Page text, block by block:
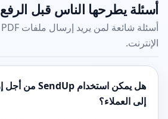
أسئلة يطرحها الناس قبل الرفع
الإنترنت.
إلى العملاء؟